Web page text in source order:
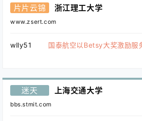
片片云锦 浙江理工大学
www.zsert.com
wlly51 国泰航空以Betsy大奖激励服
迷天 上海交通大学
bbs.stmit.com